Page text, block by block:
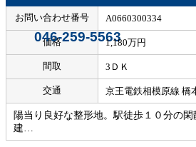
046-259-5563
お問い合わせ番号 A0660300334
価格 1,180万円
間取 3ＤＫ
交通 京王電鉄相模原線 橋
陽当り良好な整形地。駅徒歩１０分の
建…